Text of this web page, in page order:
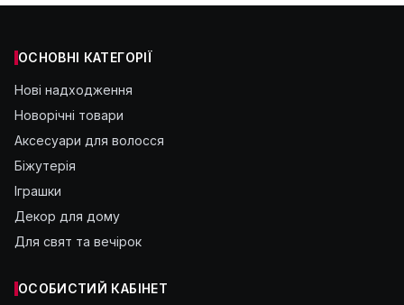
ОСНОВНІ КАТЕГОРІЇ
Нові надходження
Новорічні товари
Аксесуари для волосся
Біжутерія
Іграшки
Декор для дому
Для свят та вечірок
ОСОБИСТИЙ КАБІНЕТ